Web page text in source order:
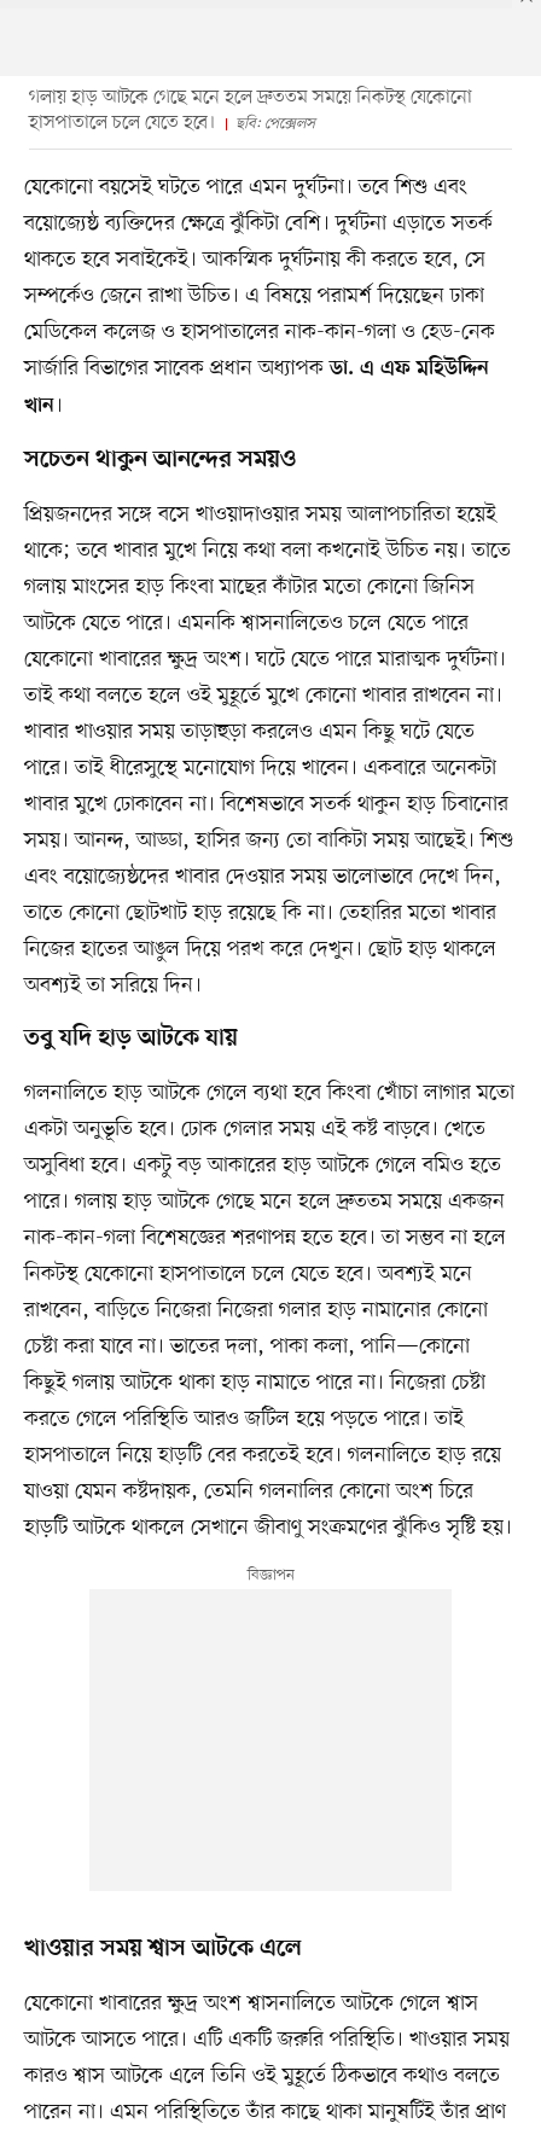
গলায় হাড় আটকে গেছে মনে হলে দ্রুততম সময়ে নিকটস্থ যেকোনো
হাসপাতালে চলে যেতে হবে।
ছবি: পেক্সেলস
যেকোনো বয়সেই ঘটতে পারে এমন দুর্ঘটনা। তবে শিশু এবং
বয়োজ্যেষ্ঠ ব্যক্তিদের ক্ষেত্রে ঝুঁকিটা বেশি। দুর্ঘটনা এড়াতে সতর্ক
থাকতে হবে সবাইকেই। আকস্মিক দুর্ঘটনায় কী করতে হবে, সে
সম্পর্কেও জেনে রাখা উচিত। এ বিষয়ে পরামর্শ দিয়েছেন ঢাকা
মেডিকেল কলেজ ও হাসপাতালের নাক-কান-গলা ও হেড-নেক
সার্জারি বিভাগের সাবেক প্রধান অধ্যাপকডা. এ এফ মহিউদ্দিন
খান।
সচেতন থাকুন আনন্দের সময়ও
প্রিয়জনদের সঙ্গে বসে খাওয়াদাওয়ার সময় আলাপচারিতা হয়েই
থাকে; তবে খাবার মুখে নিয়ে কথা বলা কখনোই উচিত নয়। তাতে
গলায় মাংসের হাড় কিংবা মাছের কাঁটার মতো কোনো জিনিস
আটকে যেতে পারে। এমনকি শ্বাসনালিতেও চলে যেতে পারে
যেকোনো খাবারের ক্ষুদ্র অংশ। ঘটে যেতে পারে মারাত্মক দুর্ঘটনা।
তাই কথা বলতে হলে ওই মুহূর্তে মুখে কোনো খাবার রাখবেন না।
খাবার খাওয়ার সময় তাড়াহুড়া করলেও এমন কিছু ঘটে যেতে
পারে। তাই ধীরেসুস্থে মনোযোগ দিয়ে খাবেন। একবারে অনেকটা
খাবার মুখে ঢোকাবেন না। বিশেষভাবে সতর্ক থাকুন হাড় চিবানোর
সময়। আনন্দ, আড্ডা, হাসির জন্য তো বাকিটা সময় আছেই। শিশু
এবং বয়োজ্যেষ্ঠদের খাবার দেওয়ার সময় ভালোভাবে দেখে দিন,
তাতে কোনো ছোটখাট হাড় রয়েছে কি না। তেহারির মতো খাবার
নিজের হাতের আঙুল দিয়ে পরখ করে দেখুন। ছোট হাড় থাকলে
অবশ্যই তা সরিয়ে দিন।
তবু যদি হাড় আটকে যায়
গলনালিতে হাড় আটকে গেলে ব্যথা হবে কিংবা খোঁচা লাগার মতো
একটা অনুভূতি হবে। ঢোক গেলার সময় এই কষ্ট বাড়বে। খেতে
অসুবিধা হবে। একটু বড় আকারের হাড় আটকে গেলে বমিও হতে
পারে। গলায় হাড় আটকে গেছে মনে হলে দ্রুততম সময়ে একজন
নাক-কান-গলা বিশেষজ্ঞের শরণাপন্ন হতে হবে। তা সম্ভব না হলে
নিকটস্থ যেকোনো হাসপাতালে চলে যেতে হবে। অবশ্যই মনে
রাখবেন, বাড়িতে নিজেরা নিজেরা গলার হাড় নামানোর কোনো
চেষ্টা করা যাবে না। ভাতের দলা, পাকা কলা, পানি—কোনো
কিছুই গলায় আটকে থাকা হাড় নামাতে পারে না। নিজেরা চেষ্টা
করতে গেলে পরিস্থিতি আরও জটিল হয়ে পড়তে পারে। তাই
হাসপাতালে নিয়ে হাড়টি বের করতেই হবে। গলনালিতে হাড় রয়ে
যাওয়া যেমন কষ্টদায়ক, তেমনি গলনালির কোনো অংশ চিরে
হাড়টি আটকে থাকলে সেখানে জীবাণু সংক্রমণের ঝুঁকিও সৃষ্টি হয়।
খাওয়ার সময় শ্বাস আটকে এলে
যেকোনো খাবারের ক্ষুদ্র অংশ শ্বাসনালিতে আটকে গেলে শ্বাস
আটকে আসতে পারে। এটি একটি জরুরি পরিস্থিতি। খাওয়ার সময়
কারও শ্বাস আটকে এলে তিনি ওই মুহূর্তে ঠিকভাবে কথাও বলতে
পারেন না। এমন পরিস্থিতিতে তাঁর কাছে থাকা মানুষটিই তাঁর প্রাণ